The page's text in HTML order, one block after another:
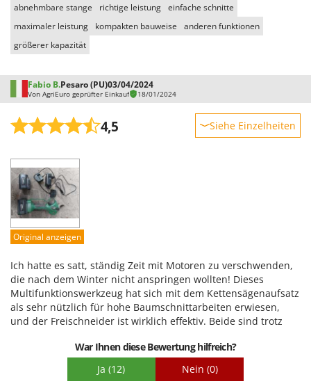
abnehmbare stange
richtige leistung einfache schnitte
maximaler leistung
kompakten bauweise
anderen funktionen
größerer kapazität
Fabio B.Pesaro (PU)03/04/2024
Von AgriEuro geprüfter Einkauf 18/01/2024
4,5 Siehe Einzelheiten
Leistung
Benutzerfreundlichkeit
Qualität / Preis
Schwierigkeitsgrad Zusammenbau
Original anzeigen
Ich hatte es satt, ständig Zeit mit Motoren zu verschwenden,
die nach dem Winter nicht anspringen wollten! Dieses
Multifunktionswerkzeug hat sich mit dem Kettensägenaufsatz
als sehr nützlich für hohe Baumschnittarbeiten erwiesen,
und der Freischneider ist wirklich effektiv. Beide sind trotz
Heckenscherenstiel schwerer und weniger ausbalanciert als
die beiden beschriebenen Aufsätze. Das Dreifunktions-
Kupplungssystem ist gut verarbeitet, aber nicht immer
War Ihnen diese Bewertung hilfreich?
Ja (12) Nein (0)